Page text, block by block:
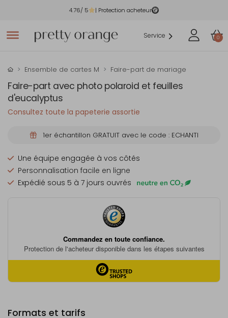
4.76/ 5 | Protection acheteur
Service 0
Ensemble de cartes M Faire-part de mariage
Faire-part avec photo polaroid et feuilles
d'eucalyptus
Consultez toute la papeterie assortie
1er échantillon GRATUIT avec le code : ECHANTI
Une équipe engagée à vos côtés
Personnalisation facile en ligne
Expédié sous 5 à 7 jours ouvrés
Formats et tarifs